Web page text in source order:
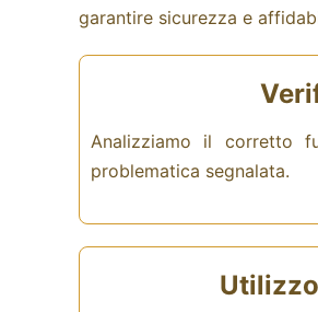
garantire sicurezza e
Analizziamo il corretto
problematica segnalata.